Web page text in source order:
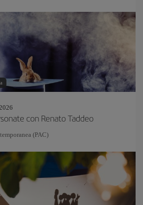
con Renato Taddeo
(PAC)